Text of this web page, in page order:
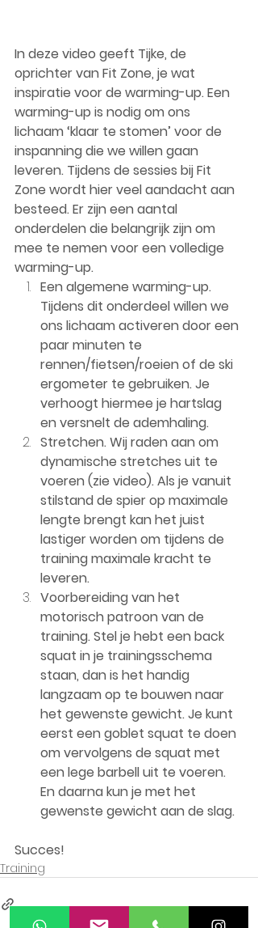
In deze video geeft Tijke, de
oprichter van Fit Zone, je wat
inspiratie voor de warming-up. Een
warming-up is nodig om ons
lichaam ‘klaar te stomen’ voor de
inspanning die we willen gaan
leveren. Tijdens de sessies bij Fit
Zone wordt hier veel aandacht aan
besteed. Er zijn een aantal
onderdelen die belangrijk zijn om
mee te nemen voor een volledige
warming-up.
Een algemene warming-up.
Tijdens dit onderdeel willen we
ons lichaam activeren door een
paar minuten te
rennen/fietsen/roeien of de ski
ergometer te gebruiken. Je
verhoogt hiermee je hartslag
en versnelt de ademhaling.
Stretchen. Wij raden aan om
dynamische stretches uit te
voeren (zie video). Als je vanuit
stilstand de spier op maximale
lengte brengt kan het juist
lastiger worden om tijdens de
training maximale kracht te
leveren.
Voorbereiding van het
motorisch patroon van de
training. Stel je hebt een back
squat in je trainingsschema
staan, dan is het handig
langzaam op te bouwen naar
het gewenste gewicht. Je kunt
eerst een goblet squat te doen
om vervolgens de squat met
een lege barbell uit te voeren.
En daarna kun je met het
gewenste gewicht aan de slag.
Succes!
Training